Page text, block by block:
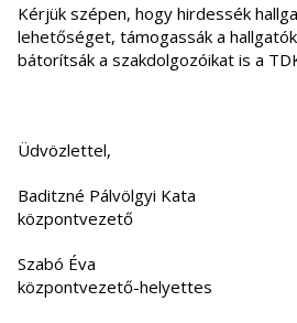
Kérjük szépen, hogy hirdessék
lehetőséget, támogassák a
bátorítsák a szakdolgozóikat is a
Üdvözlettel,
Baditzné Pálvölgyi Kata
központvezető
Szabó Éva
központvezető-helyettes